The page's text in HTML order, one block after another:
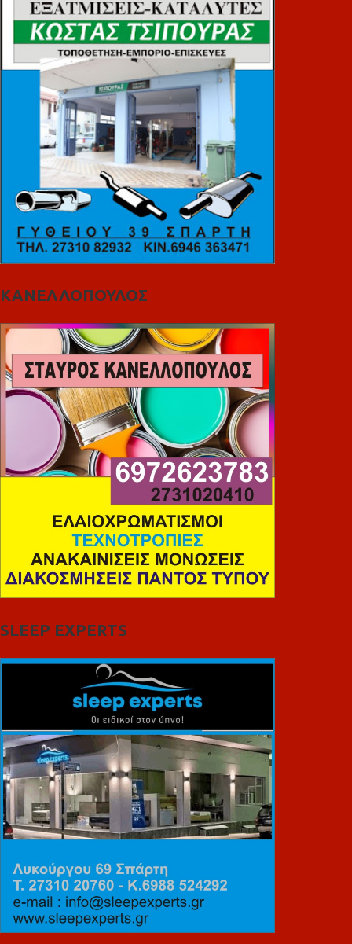
ΚΑΝΕΛΛΟΠΟΥΛΟΣ
SLEEP EXPERTS